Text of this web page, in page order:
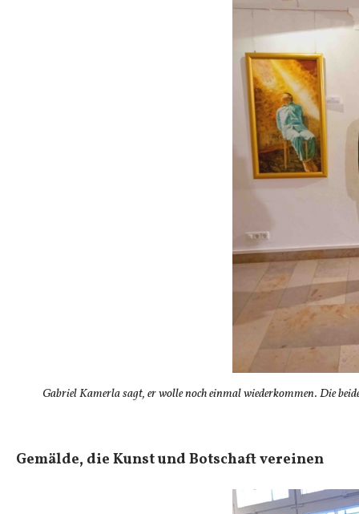
Gabriel Kamerla sagt, er wolle noch einmal wiederkommen. Die
Gemälde, die Kunst und Botschaft vereinen